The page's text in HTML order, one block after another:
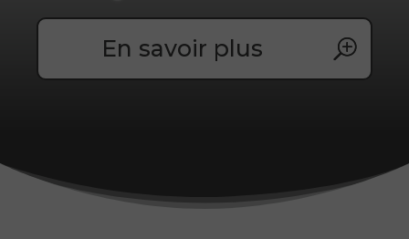
En savoir plus